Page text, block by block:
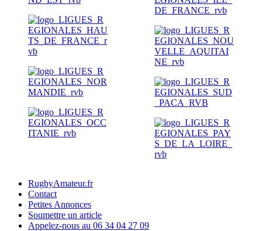
RugbyAmateur.fr
Contact
Petites Annonces
Soumettre un article
Appelez-nous au 06 34 04 27 09